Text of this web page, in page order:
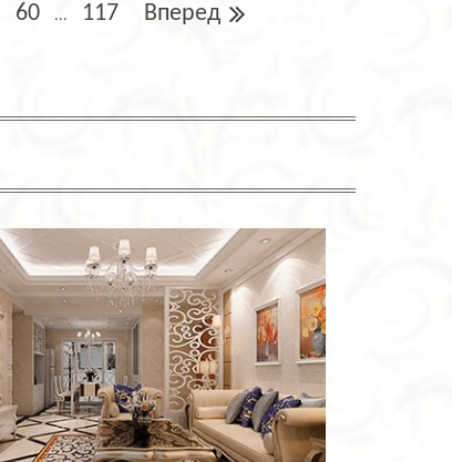
60 ... 117 Вперед